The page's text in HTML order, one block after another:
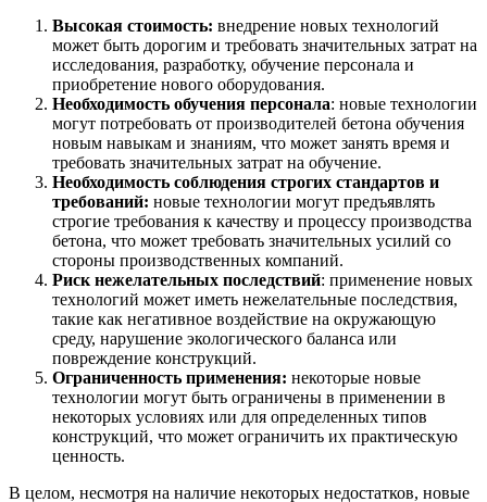
Высокая стоимость: внедрение новых технологий
может быть дорогим и требовать значительных затрат на
исследования, разработку, обучение персонала и
приобретение нового оборудования.
Необходимость обучения персонала: новые технологии
могут потребовать от производителей бетона обучения
новым навыкам и знаниям, что может занять время и
требовать значительных затрат на обучение.
Необходимость соблюдения строгих стандартов и
требований: новые технологии могут предъявлять
строгие требования к качеству и процессу производства
бетона, что может требовать значительных усилий со
стороны производственных компаний.
Риск нежелательных последствий: применение новых
технологий может иметь нежелательные последствия,
такие как негативное воздействие на окружающую
среду, нарушение экологического баланса или
повреждение конструкций.
Ограниченность применения: некоторые новые
технологии могут быть ограничены в применении в
некоторых условиях или для определенных типов
конструкций, что может ограничить их практическую
ценность.
В целом, несмотря на наличие некоторых недостатков, новые